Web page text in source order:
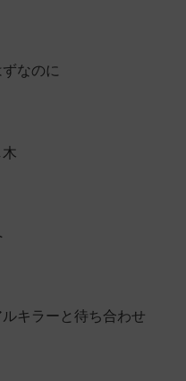
なのに
キラーと待ち合わせ